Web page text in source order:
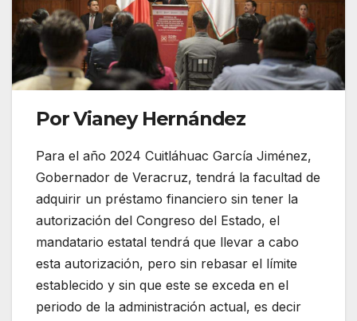
Por Vianey Hernández
Para el año 2024 Cuitláhuac García Jiménez,
Gobernador de Veracruz, tendrá la facultad de
adquirir un préstamo financiero sin tener la
autorización del Congreso del Estado, el
mandatario estatal tendrá que llevar a cabo
esta autorización, pero sin rebasar el límite
establecido y sin que este se exceda en el
periodo de la administración actual, es decir